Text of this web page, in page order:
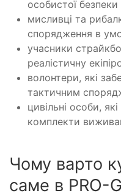
особистої
мисливці та
спорядження в
учасники
реалістичну
волонтери, які
тактичним
цивільні особи,
комплекти
Чому варто
саме в PRO-